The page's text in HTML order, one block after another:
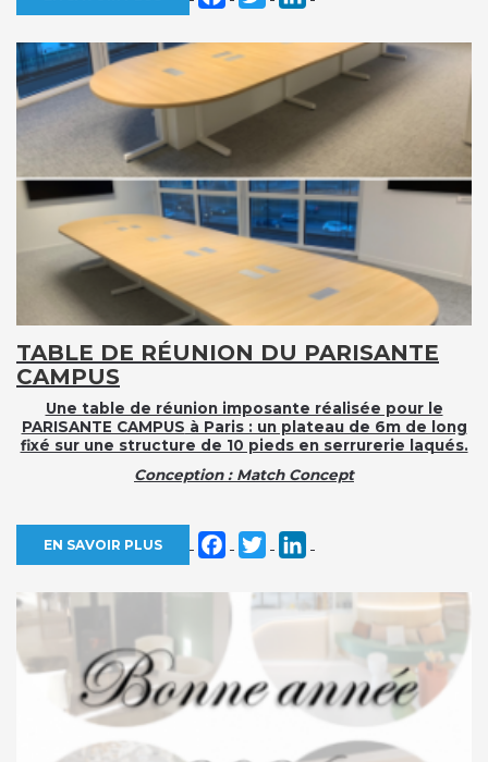
TABLE DE RÉUNION DU PARISANTE
CAMPUS
Une table de réunion imposante réalisée pour le
PARISANTE CAMPUS à Paris : un plateau de 6m de long
fixé sur une structure de 10 pieds en serrurerie laqués.
Conception : Match Concept
EN SAVOIR PLUS Facebook
Twitter